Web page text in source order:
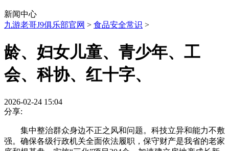
新闻中心
九游老哥J9俱乐部官网 > 食品安全常识 >
龄、妇女儿童、青少年、工
会、科协、红十字、
2026-02-24 15:04
分享:
集中整治群众身边不正之风和问题。科技立异和能力不敷
强。确保各级行政机关全面依法履职，保守财产是我省的老家